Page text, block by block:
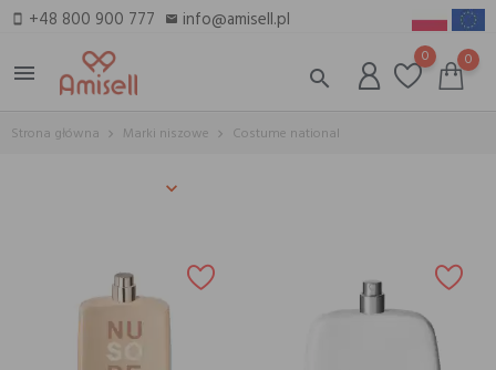
smartphone +48 800 900 777 email info@amisell.pl
menu
search
0 0
Strona główna Marki niszowe Costume national